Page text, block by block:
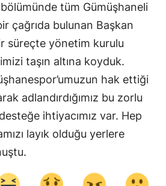
Uşak
Van
Yozgat
Aksaray
Bayburt
bölümünde tüm Gümüşhaneli
çağrıda bulunan Başkan
süreçte yönetim kurulu
taşın altına koyduk.
hak ettiği
adlandırdığımız bu zorlu
ihtiyacımız var. Hep
layık olduğu yerlere